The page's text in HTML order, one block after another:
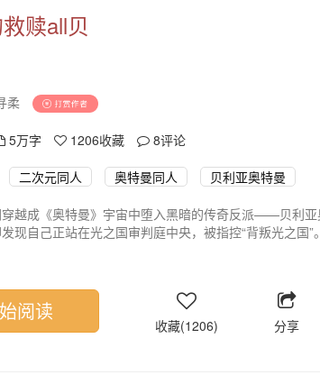
赎all贝
柔
5万字 1206收藏 8评论
二次元同人 奥特曼同人 贝利亚奥特曼
越成《奥特曼》宇宙中堕入黑暗的传奇反派——贝利
现自己正站在光之国审判庭中央，被指控“背叛光之国
囚禁、流放开始的真实救赎：当捷德奥特曼尚未诞生，
深度沉浸式奥特曼同人小说，聚焦贝利亚奥特曼堕落前
子羁绊、阵营拉扯与暗黑权谋。作为高人气贝利亚奥特
奥特曼”“二次元同人”等核心搜索词，以细腻笔触重构
阅读
收藏(1206) 分享